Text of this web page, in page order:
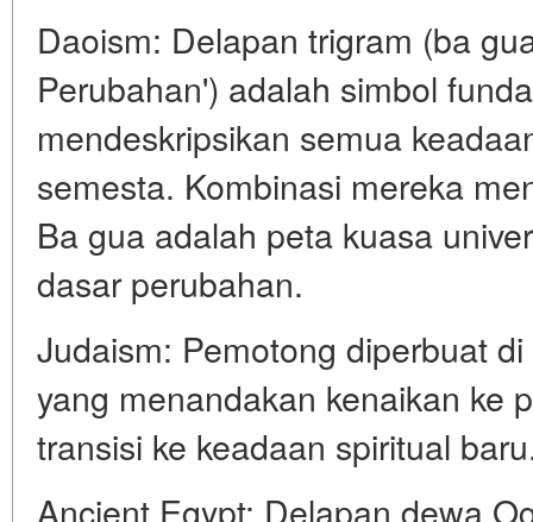
Daoism: Delapan trigram (ba
Perubahan') adalah simbol
mendeskripsikan semua
semesta. Kombinasi mereka
Ba gua adalah peta kuasa
dasar perubahan.
Judaism: Pemotong diperbuat
yang menandakan kenaikan ke
transisi ke keadaan spiritual
Ancient Egypt: Delapan dewa